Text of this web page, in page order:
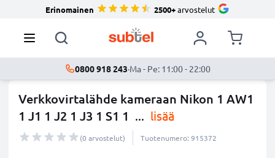
Erinomainen 2500+arvostelut
0800 918 243·Ma - Pe: 11:00 - 22:00
Verkkovirtalähde kameraan Nikon 1 AW1
1 J1 1 J2 1 J3 1 S1 1 ... lisää
(0 arvostelut) Tuotenumero: 915372